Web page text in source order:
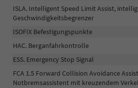
ISLA. Intelligent Speed Limit Assist,
Geschwindigkeitsbegrenzer
ISOFIX Befestigungspunkte
HAC. Berganfahrkontrolle
ESS. Emergency Stop Signal
FCA 1.5 Forward Collision Avoidance
Notbremsassistent mit kreuzendem